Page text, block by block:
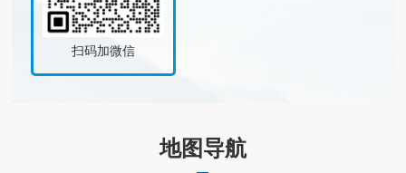
扫码加微信
地图导航